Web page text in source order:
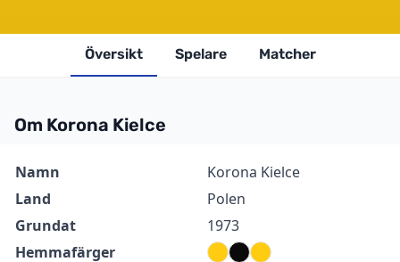
Översikt Spelare Matcher
Om Korona Kielce
Information
Namn
Korona Kielce
Land
Polen
Grundat
1973
Hemmafärger